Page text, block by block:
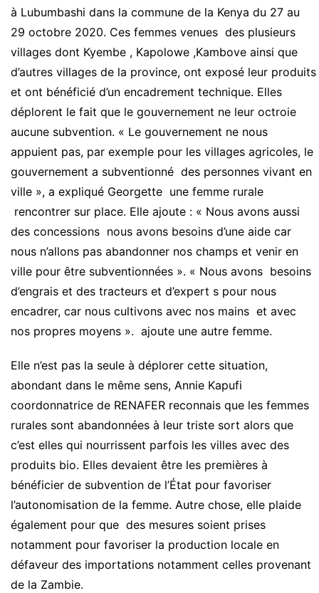
à Lubumbashi dans la commune de la Kenya du 27 au
29 octobre 2020. Ces femmes venues des plusieurs
villages dont Kyembe , Kapolowe ,Kambove ainsi que
d’autres villages de la province, ont exposé leur produits
et ont bénéficié d’un encadrement technique. Elles
déplorent le fait que le gouvernement ne leur octroie
aucune subvention. « Le gouvernement ne nous
appuient pas, par exemple pour les villages agricoles, le
gouvernement a subventionné des personnes vivant en
ville », a expliqué Georgette une femme rurale
rencontrer sur place. Elle ajoute : « Nous avons aussi
des concessions nous avons besoins d’une aide car
nous n’allons pas abandonner nos champs et venir en
ville pour être subventionnées ». « Nous avons besoins
d’engrais et des tracteurs et d’expert s pour nous
encadrer, car nous cultivons avec nos mains et avec
nos propres moyens ». ajoute une autre femme.
Elle n’est pas la seule à déplorer cette situation,
abondant dans le même sens, Annie Kapufi
coordonnatrice de RENAFER reconnais que les femmes
rurales sont abandonnées à leur triste sort alors que
c’est elles qui nourrissent parfois les villes avec des
produits bio. Elles devaient être les premières à
bénéficier de subvention de l’État pour favoriser
l’autonomisation de la femme. Autre chose, elle plaide
également pour que des mesures soient prises
notamment pour favoriser la production locale en
défaveur des importations notamment celles provenant
de la Zambie.